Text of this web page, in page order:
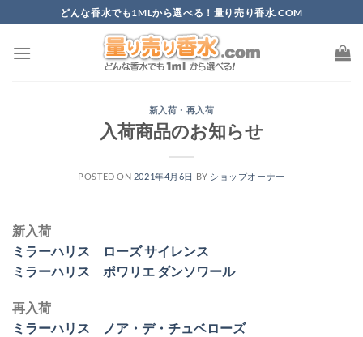
to
content
どんな香水でも1MLから選べる！量り売り香水.COM
新入荷・再入荷
入荷商品のお知らせ
POSTED ON 2021年4月6日 BY ショップオーナー
新入荷
ミラーハリス ローズ サイレンス
ミラーハリス ポワリエ ダンソワール
再入荷
ミラーハリス ノア・デ・チュベローズ